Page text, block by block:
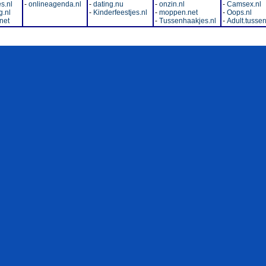
- onlineagenda.nl
- dating.nu
- Kinderfeestjes.nl
- onzin.nl
- moppen.net
- Tussenhaakjes.nl
- Camsex.nl
- Oops.nl
-